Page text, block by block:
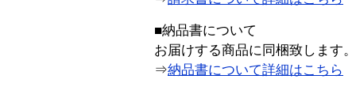
■納品書について
お届けする商品に同梱致します。
⇒納品書について詳細はこちら